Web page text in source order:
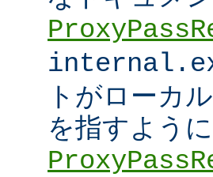
トがローカ
を指すよう